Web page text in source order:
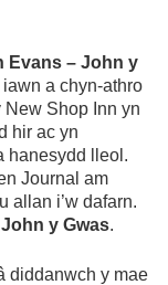
Evans – John y
a chyn-athro
New Shop Inn yn
hir ac yn
hanesydd lleol.
Journal am
allan i’w dafarn.
y Gwas.
diddanwch y mae